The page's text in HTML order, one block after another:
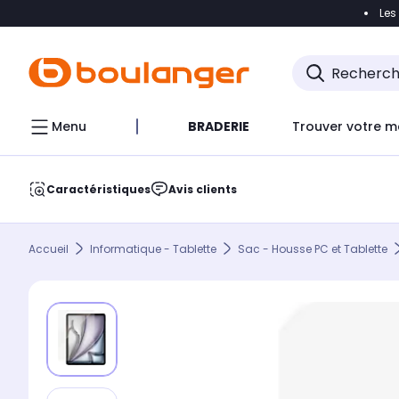
Accéder
Menu BRADERIE Trouver votre
Caractéristiques Avis clients
Accueil Informatique - Tablette Sac - Housse PC et Tablette